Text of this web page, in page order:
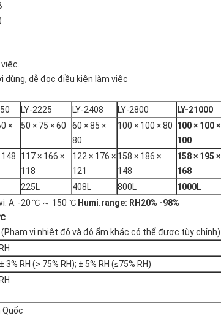
dùng, dễ đọc điều kiện làm việc
LY-2225 LY-2408 LY-2800
LY-21000
×
50 × 75 × 60
60 × 85 ×
80
100 × 100 × 80 100 × 100 ×
100
148
117 × 166 ×
118
122 × 176 ×
121
158 × 186 ×
148
158 × 195 ×
168
225L 408L 800L
1000L
A: -20 ℃ ～ 150 ℃ Humi.range: RH20% -98%
vi nhiệt độ và độ ẩm khác có thể được tùy chỉnh)
RH (> 75% RH); ± 5% RH (≤75% RH)
Quốc